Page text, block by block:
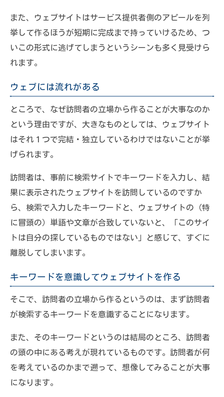
また、ウェブサイトはサービス提供者側のアピールを列
挙して作るほうが短期に完成まで持っていけるため、つ
いこの形式に逃げてしまうというシーンも多く見受けら
れます。
ウェブには流れがある
ところで、なぜ訪問者の立場から作ることが大事なのか
という理由ですが、大きなものとしては、ウェブサイト
はそれ１つで完結・独立しているわけではないことが挙
げられます。
訪問者は、事前に検索サイトでキーワードを入力し、結
果に表示されたウェブサイトを訪問しているのですか
ら、検索で入力したキーワードと、ウェブサイトの（特
に冒頭の）単語や文章が合致していないと、「このサイ
トは自分の探しているものではない」と感じて、すぐに
離脱してしまいます。
キーワードを意識してウェブサイトを作る
そこで、訪問者の立場から作るというのは、まず訪問者
が検索するキーワードを意識することになります。
また、そのキーワードというのは結局のところ、訪問者
の頭の中にある考えが現れているものです。訪問者が何
を考えているのかまで遡って、想像してみることが大事
になります。